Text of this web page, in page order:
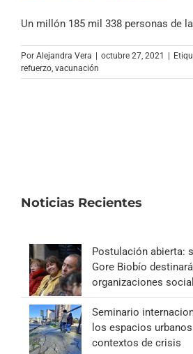
Un millón 185 mil 338 personas de
Por Alejandra Vera octubre 27, 2021
refuerzo, vacunación
Noticias Recientes
Postulación abierta:
Gore Biobío
organizaciones
Seminario
los espacios
contextos de crisis